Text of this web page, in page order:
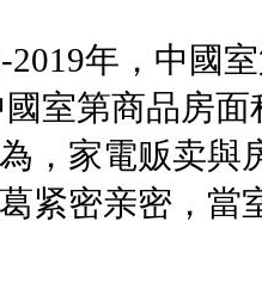
2019年，中國
室第商品房
，家電贩卖與
紧密亲密，